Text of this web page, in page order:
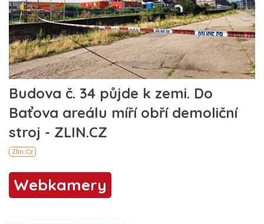
Webkamery